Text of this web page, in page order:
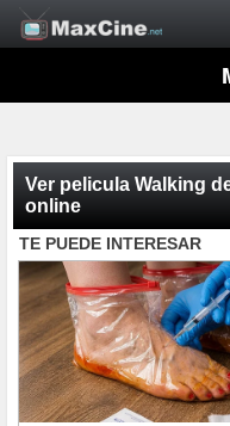
Ver pelicula Walking
online